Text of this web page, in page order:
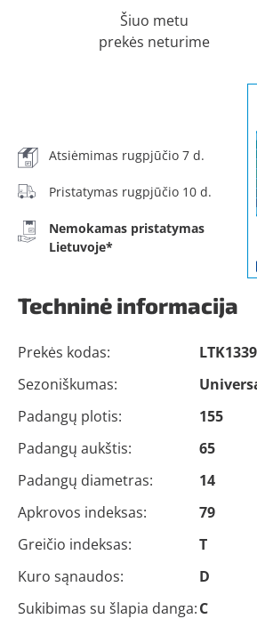
Šiuo metu
prekės neturime
Atsiėmimas rugpjūčio 7 d.
Pristatymas rugpjūčio 10 d.
Nemokamas pristatymas
Lietuvoje*
Techninė informacija
Prekės kodas:
Sezoniškumas:
Padangų plotis:
155
Padangų aukštis:
65
Padangų diametras:
14
Apkrovos indeksas:
79
Greičio indeksas:
T
Kuro sąnaudos:
D
Sukibimas su šlapia danga:C